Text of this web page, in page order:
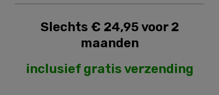
Slechts € 24,95 voor 2
maanden
inclusief gratis verzending